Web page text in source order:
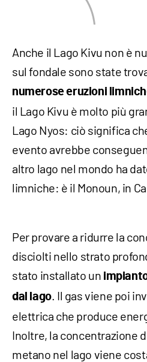
Anche il Lago Kivu non è
sul fondale sono state
numerose eruzioni
il Lago Kivu è molto più
Lago Nyos: ciò significa
evento avrebbe
altro lago nel mondo ha
limniche: è il Monoun, in
Per provare a ridurre la
disciolti nello strato
stato installato un
dal lago. Il gas viene poi
elettrica che produce
Inoltre, la concentrazione
metano nel lago viene